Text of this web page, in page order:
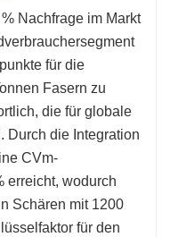
Nachfrage im Markt
für die
Fasern zu
die für globale
Durch die Integration
CVm-
erreicht, wodurch
Schären mit 1200
für den